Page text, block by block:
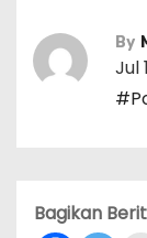
By
Jul
Bagikan